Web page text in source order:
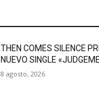
THEN COMES SILENCE
NUEVO SINGLE
8 agosto, 2026